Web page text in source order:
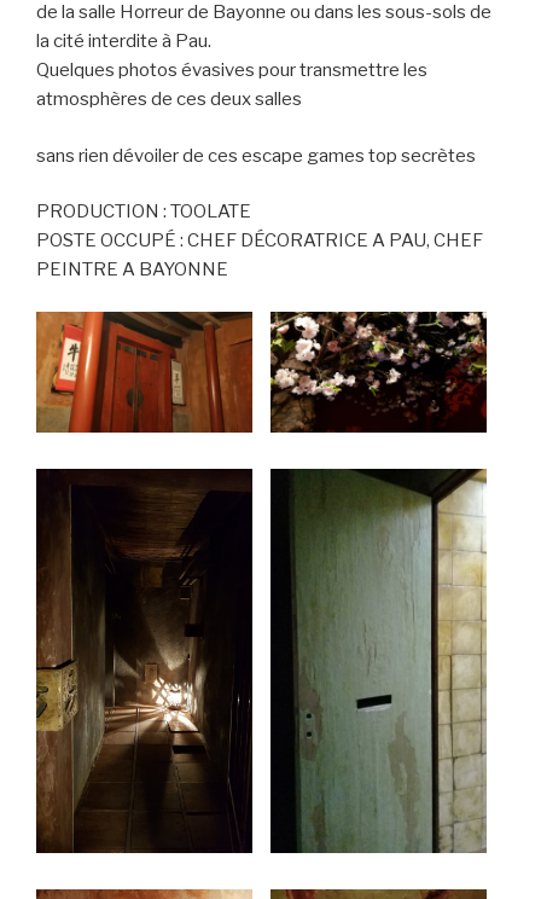
de la salle Horreur de Bayonne ou dans les sous-sols de
la cité interdite à Pau.
Quelques photos évasives pour transmettre les
atmosphères de ces deux salles
sans rien dévoiler de ces escape games top secrètes
PRODUCTION : TOOLATE
POSTE OCCUPÉ : CHEF DÉCORATRICE A PAU, CHEF
PEINTRE A BAYONNE